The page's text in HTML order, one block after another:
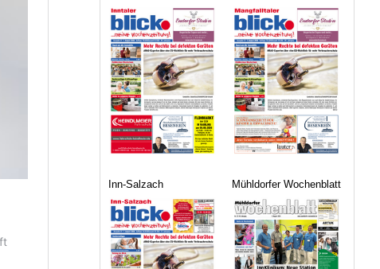
Inn-Salzach Mühldorfer Wochenblatt